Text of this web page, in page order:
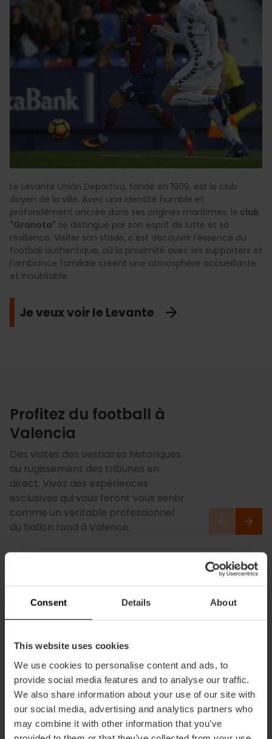
Consent Details About
This website uses cookies
We use cookies to personalise content and ads, to
provide social media features and to analyse our traffic.
We also share information about your use of our site with
our social media, advertising and analytics partners who
may combine it with other information that you’ve
Le Levante Unión Deportiva, fondé en 1909, est le club
doyen de la ville. Avec une identité humble et
profondément ancrée dans ses origines maritimes, le club
"Granota" se distingue par son esprit de lutte et sa
résilience. Visiter son stade, c'est découvrir l'essence du
football authentique, où la proximité avec les supporters et
l'ambiance familiale créent une atmosphère accueillante
et inoubliable.
Je veux voir le Levante
Profitez du football à
Valencia
Des visites des vestiaires historiques
au rugissement des tribunes en
direct. Vivez des expériences
exclusives qui vous feront vous sentir
comme un véritable professionnel
du ballon rond à Valence.